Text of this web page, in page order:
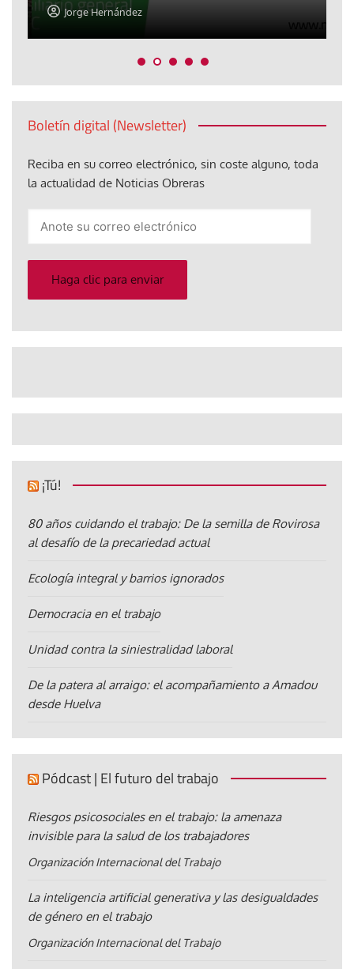
Jorge Hernández
Boletín digital (Newsletter)
Reciba en su correo electrónico, sin coste alguno, toda
la actualidad de Noticias Obreras
electrónico
Haga clic para enviar
¡Tú!
80 años cuidando el trabajo: De la semilla de Rovirosa
al desafío de la precariedad actual
Ecología integral y barrios ignorados
Democracia en el trabajo
Unidad contra la siniestralidad laboral
De la patera al arraigo: el acompañamiento a Amadou
desde Huelva
Pódcast | El futuro del trabajo
Riesgos psicosociales en el trabajo: la amenaza
invisible para la salud de los trabajadores
Organización Internacional del Trabajo
La inteligencia artificial generativa y las desigualdades
de género en el trabajo
Organización Internacional del Trabajo